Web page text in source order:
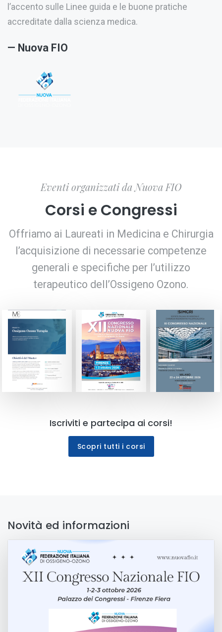
l’accento sulle Linee guida e le buone pratiche
accreditate dalla scienza medica.
— Nuova FIO
Eventi organizzati da Nuova FIO
Corsi e Congressi
Offriamo ai Laureati in Medicina e Chirurgia
l’acquisizione di necessarie competenze
generali e specifiche per l’utilizzo
terapeutico dell’Ossigeno Ozono.
Iscriviti e partecipa ai corsi!
Scopri tutti i corsi
Novità ed informazioni